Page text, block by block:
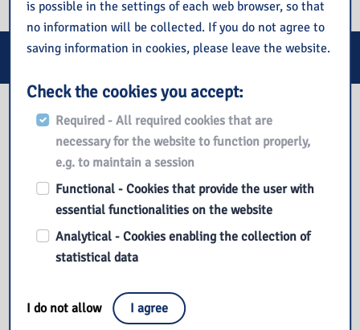
E-services
Our library
is possible in the settings of each web browser, so that
no information will be collected. If you do not agree to
saving information in cookies, please leave the website.
Check the cookies you accept:
Required - All required cookies that are
necessary for the website to function properly,
e.g. to maintain a session
Functional - Cookies that provide the user with
essential functionalities on the website
Analytical - Cookies enabling the collection of
statistical data
I do not allow I agree